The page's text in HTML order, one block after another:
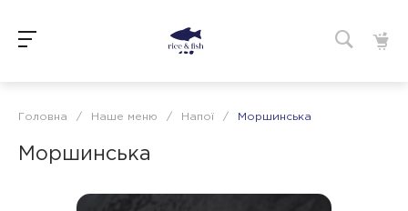
Головна / Наше меню / Напої / Моршинська
Моршинська